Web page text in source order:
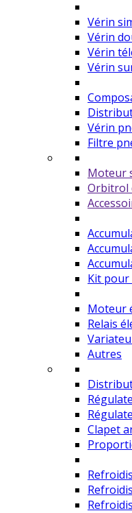
Vérin
Vérin
Vérin
Vérin
Vérin
Filtre
Moteur
Orbitrol
Kit pour
Moteur
Relais
Autres
Clapet